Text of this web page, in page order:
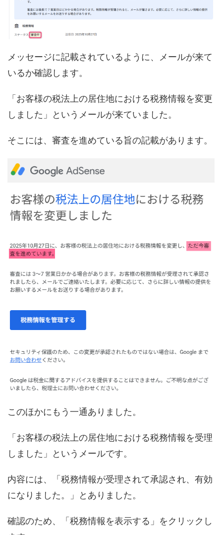
メッセージに記載されているように、メールが来て
いるか確認します。
「お客様の税法上の居住地における税務情報を変更
しました」というメールが来ていました。
そこには、審査を進めている旨の記載があります。
このほかにもう一通ありました。
「お客様の税法上の居住地における税務情報を受理
しました」というメールです。
内容には、「税務情報が受理されて承認され、有効
になりました。」とありました。
確認のため、「税務情報を表示する」をクリックし